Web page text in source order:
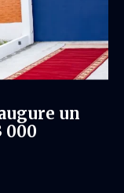
un
000